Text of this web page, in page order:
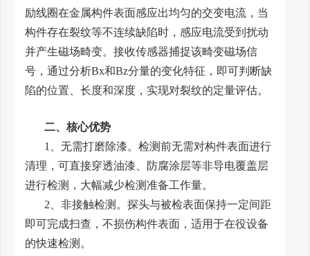
励线圈在金属构件表面感应出均匀的交变电流，当
构件存在裂纹等不连续缺陷时，感应电流受到扰动
并产生磁场畸变。接收传感器捕捉该畸变磁场信
号，通过分析Bx和Bz分量的变化特征，即可判断缺
陷的位置、长度和深度，实现对裂纹的定量评估。
二、核心优势
1、无需打磨除漆。检测前无需对构件表面进行
清理，可直接穿透油漆、防腐涂层等非导电覆盖层
进行检测，大幅减少检测准备工作量。
2、非接触检测。探头与被检表面保持一定间距
即可完成扫查，不损伤构件表面，适用于在役设备
的快速检测。